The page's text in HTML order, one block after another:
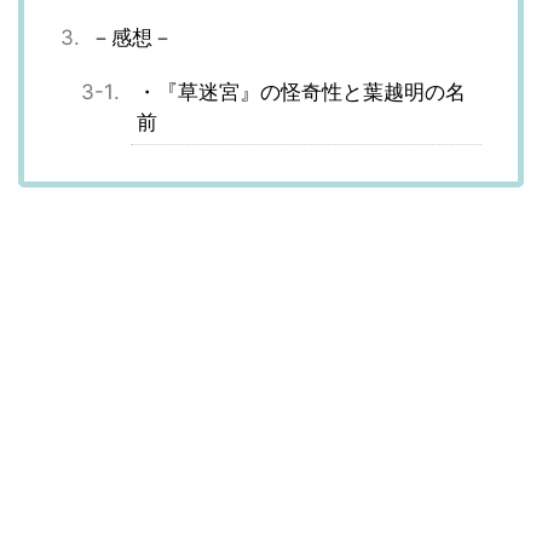
－感想－
・『草迷宮』の怪奇性と葉越明の名
前